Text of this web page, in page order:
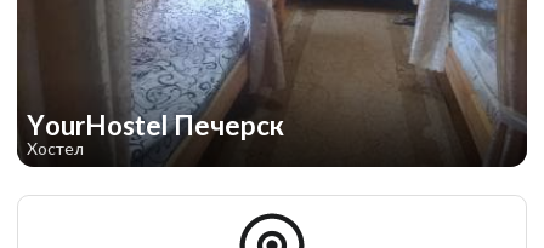
YourHostel Печерск
Хостел